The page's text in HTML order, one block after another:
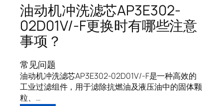
油动机冲洗滤芯AP3E302-
02D01V/-F更换时有哪些注意
事项？
常见问题
油动机冲洗滤芯AP3E302-02D01V/-F是一种高效的
工业过滤组件，用于滤除抗燃油及液压油中的固体颗
粒、…